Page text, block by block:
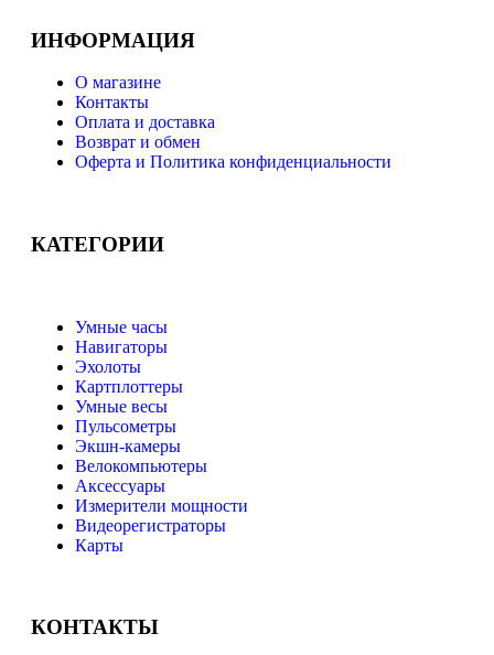
ИНФОРМАЦИЯ
О магазине
Контакты
Оплата и доставка
Возврат и обмен
Оферта и Политика конфиденциальности
КАТЕГОРИИ
Умные часы
Навигаторы
Эхолоты
Картплоттеры
Умные весы
Пульсометры
Экшн-камеры
Велокомпьютеры
Аксессуары
Измерители мощности
Видеорегистраторы
Карты
КОНТАКТЫ